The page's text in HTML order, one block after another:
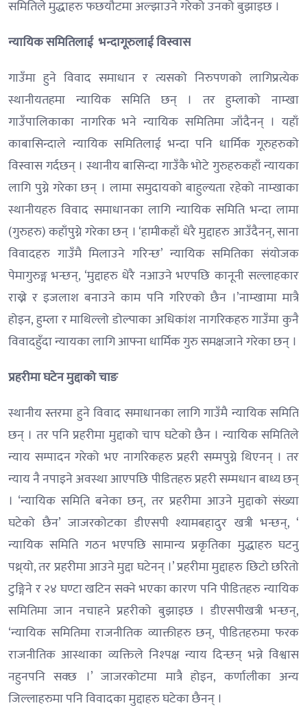
समितिले मुद्धाहरु फछयौटमा अल्झाउने गरेको उनको बुझाइछ ।
न्यायिक समितिलाईभन्दागूरुलाई विस्वास
गाउँमा हुने विवाद समाधान र त्यसको निरुपणको लागिप्रत्येक
स्थानीयतहमा न्यायिक समिति छन् । तर हुम्लाको नाम्खा
गाउँपालिकाका नागरिक भने न्यायिक समितिमा जाँदैनन् । यहाँ
काबासिन्दाले न्यायिक समितिलाई भन्दा पनि धार्मिक गूरुहरुको
विस्वास गर्दछन् । स्थानीय बासिन्दा गाउँकै भोटे गुरुहरुकहाँ न्यायका
लागि पुग्ने गरेका छन् । लामा समुदायको बाहुल्यता रहेको नाम्खाका
स्थानीयहरु विवाद समाधानका लागि न्यायिक समिति भन्दा लामा
(गुरुहरु) कहाँपुग्ने गरेका छन् । ‘हामीकहाँ धेरै मुद्दाहरु आउँदैनन्, साना
विवादहरु गाउँमै मिलाउने गरिन्छ’ न्यायिक समितिका संयोजक
पेमागुरुङ्ग भन्छन्, ‘मुद्दाहरु धेरै नआउने भएपछि कानूनी सल्लाहकार
राख्ने र इजलाश बनाउने काम पनि गरिएको छैन ।’नाम्खामा मात्रै
होइन, हुम्ला र माथिल्लो डोल्पाका अधिकांश नागरिकहरु गाउँमा कुनै
विवादहुँदा न्यायका लागि आफ्ना धार्मिक गुरु समक्षजाने गरेका छन् ।
प्रहरीमा घटेन मुद्दाको चाङ
स्थानीय स्तरमा हुने विवाद समाधानका लागि गाउँमै न्यायिक समिति
छन् । तर पनि प्रहरीमा मुद्दाको चाप घटेको छैन । न्यायिक समितिले
न्याय सम्पादन गरेको भए नागरिकहरु प्रहरी सम्मपुग्ने थिएनन् । तर
न्याय नै नपाइने अवस्था आएपछि पीडितहरु प्रहरी सम्मधान बाध्य छन्
। ‘न्यायिक समिति बनेका छन्, तर प्रहरीमा आउने मुद्दाको संख्या
घटेको छैन’ जाजरकोटका डीएसपी श्यामबहादुर खत्री भन्छन्, ‘
न्यायिक समिति गठन भएपछि सामान्य प्रकृतिका मुद्धाहरु घटनु
पथ्र्यो, तर प्रहरीमा आउने मुद्दा घटेनन् ।’ प्रहरीमा मुद्दाहरु छिटो छरितो
टुङ्गिने र २४ घण्टा खटिन सक्ने भएका कारण पनि पीडितहरु न्यायिक
समितिमा जान नचाहने प्रहरीको बुझाइछ । डीएसपीखत्री भन्छन्,
‘न्यायिक समितिमा राजनीतिक व्याक्तीहरु छन्, पीडितहरुमा फरक
राजनीतिक आस्थाका व्यक्तिले निश्पक्ष न्याय दिन्छन् भन्ने विश्वास
नहुनपनि सक्छ ।’ जाजरकोटमा मात्रै होइन, कर्णालीका अन्य
जिल्लाहरुमा पनि विवादका मुद्दाहरु घटेका छैनन् ।